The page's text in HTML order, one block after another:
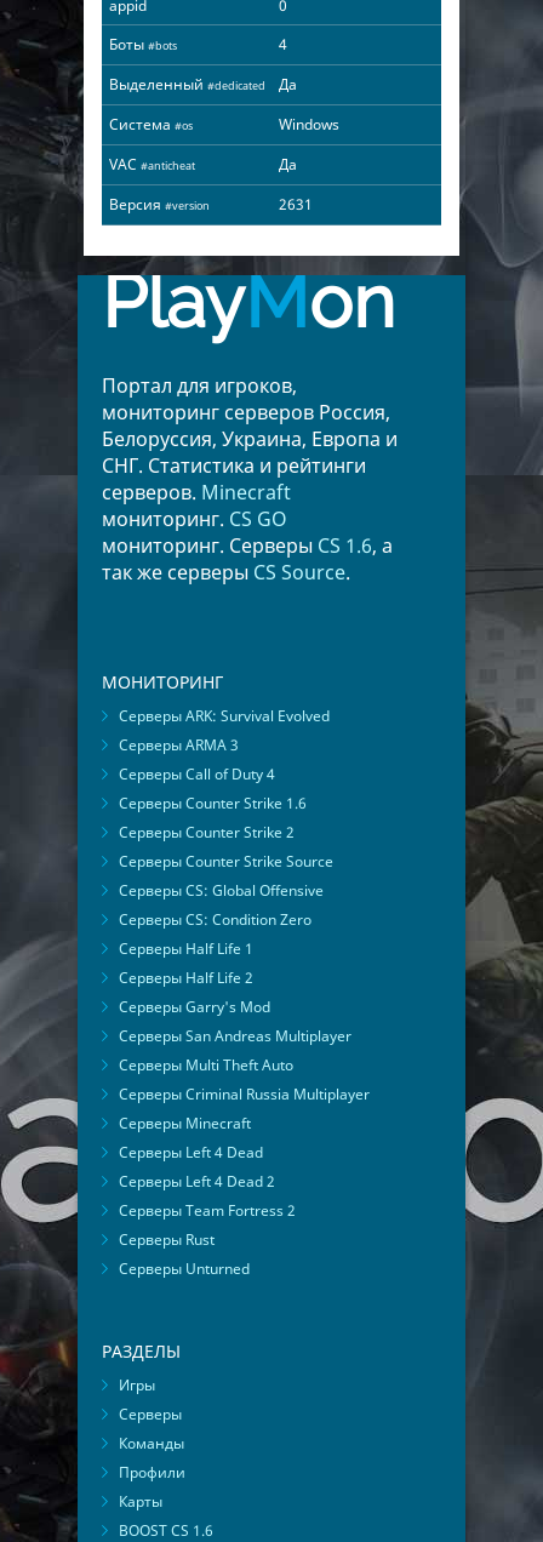
appid
0
Боты #bots
4
Выделенный #dedicated
Да
Система #os
Windows
VAC #anticheat
Да
Версия #version 2631
PlayMon
Портал для игроков,
мониторинг серверов Россия,
Белоруссия, Украина, Европа и
СНГ. Статистика и рейтинги
серверов. Minecraft
мониторинг. CS GO
мониторинг. Серверы CS 1.6, а
так же серверы CS Source.
МОНИТОРИНГ
Серверы ARK: Survival Evolved
Серверы ARMA 3
Серверы Call of Duty 4
Серверы Counter Strike 1.6
Серверы Counter Strike 2
Серверы Counter Strike Source
Серверы CS: Global Offensive
Серверы CS: Condition Zero
Серверы Half Life 1
Серверы Half Life 2
Серверы Garry's Mod
Серверы San Andreas Multiplayer
Серверы Multi Theft Auto
Серверы Criminal Russia Multiplayer
Серверы Minecraft
Серверы Left 4 Dead
Серверы Left 4 Dead 2
Серверы Team Fortress 2
Серверы Rust
Серверы Unturned
РАЗДЕЛЫ
Игры
Серверы
Команды
Профили
Карты
BOOST CS 1.6